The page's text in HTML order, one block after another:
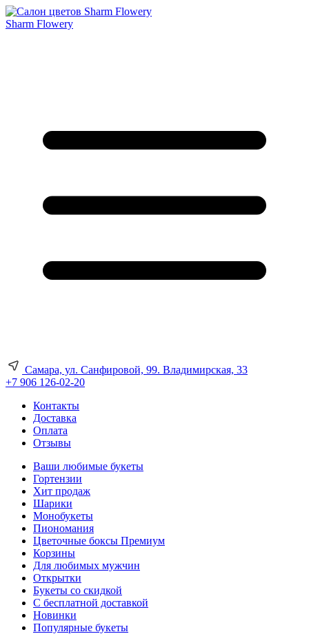
Sharm Flowery
Самара, ул. Санфировой, 99. Владимирская, 33
+7 906 126-02-20
Контакты
Доставка
Оплата
Отзывы
Ваши любимые букеты
Гортензии
Хит продаж
Шарики
Монобукеты
Пиономания
Цветочные боксы Премиум
Корзины
Для любимых мужчин
Открытки
Букеты со скидкой
С бесплатной доставкой
Новинки
Популярные букеты